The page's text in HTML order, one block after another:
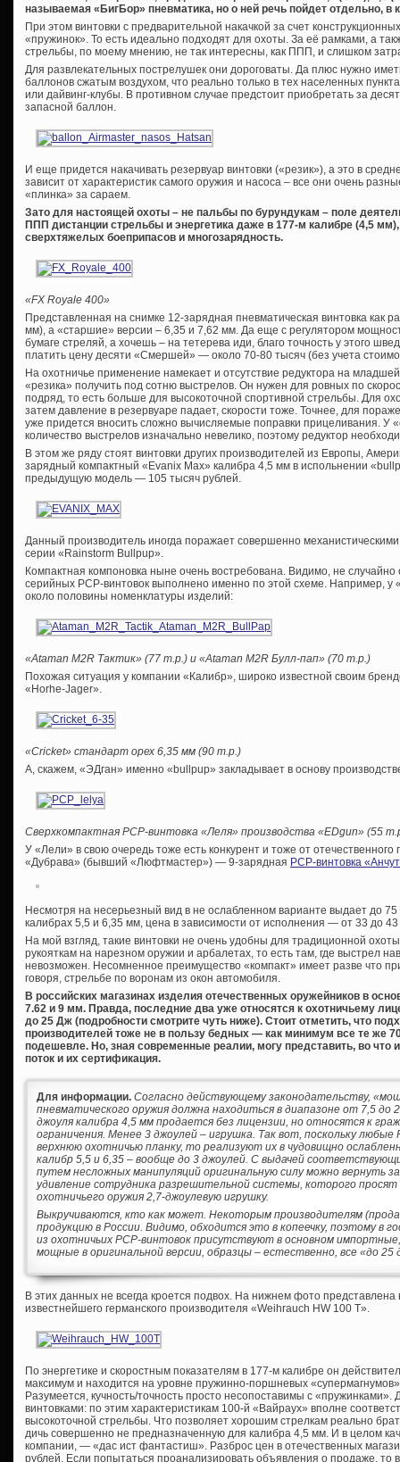
называемая «БигБор» пневматика, но о ней речь пойдет отдельно, в
При этом винтовки с предварительной накачкой за счет
«пружинок». То есть идеально подходят для охоты. За её рамками, а
стрельбы, по моему мнению, не так интересны, как ППП, и слишком
Для развлекательных пострелушек они дороговаты. Да плюс нужно
баллонов сжатым воздухом, что реально только в тех населенных
или дайвинг-клубы. В противном случае предстоит приобретать за
запасной баллон.
И еще придется накачивать резервуар винтовки («резик»), а это в
зависит от характеристик самого оружия и насоса – все они очень
«плинка» за сараем.
Зато для настоящей охоты – не пальбы по бурундукам – поле
ППП дистанции стрельбы и энергетика даже в 177-м калибре (4,5
сверхтяжелых боеприпасов и многозарядность.
«FX Royale 400»
Представленная на снимке 12-зарядная пневматическая винтовка как
мм), а «старшие» версии – 6,35 и 7,62 мм. Да еще с регулятором
бумаге стреляй, а хочешь – на тетерева иди, благо точность у этого
платить цену десяти «Смершей» — около 70-80 тысяч (без учета
На охотничье применение намекает и отсутствие редуктора на
«резика» получить под сотню выстрелов. Он нужен для ровных по
подряд, то есть больше для высокоточной спортивной стрельбы. Для
затем давление в резервуаре падает, скорости тоже. Точнее, для
уже придется вносить сложно вычисляемые поправки прицеливания. У
количество выстрелов изначально невелико, поэтому редуктор
В этом же ряду стоят винтовки других производителей из Европы,
зарядный компактный «Evanix Max» калибра 4,5 мм в испольнении
предыдущую модель — 105 тысяч рублей.
Данный производитель иногда поражает совершенно
серии «Rainstorm Bullpup».
Компактная компоновка ныне очень востребована. Видимо, не случайно
серийных PCP-винтовок выполнено именно по этой схеме. Например,
около половины номенклатуры изделий:
«Ataman M2R Тактик» (77 т.р.) и «Ataman M2R Булл-пап» (70 т.р.)
Похожая ситуация у компании «Калибр», широко известной своим
«Horhe-Jager».
«Cricket» стандарт орех 6,35 мм (90 т.р.)
А, скажем, «ЭДган» именно «bullpup» закладывает в основу
Сверхкомпактная PCP-винтовка «Леля» производства «EDgun» (55
У «Лели» в свою очередь тоже есть конкурент и тоже от
«Дубрава» (бывший «Люфтмастер») — 9-зарядная PCP-винтовка
Несмотря на несерьезный вид в не ослабленном варианте выдает до
калибрах 5,5 и 6,35 мм, цена в зависимости от исполнения — от 33 до
На мой взгляд, такие винтовки не очень удобны для традиционной
рукояткам на нарезном оружии и арбалетах, то есть там, где выстрел
невозможен. Несомненное преимущество «компакт» имеет разве что
говоря, стрельбе по воронам из окон автомобиля.
В российских магазинах изделия отечественных оружейников в
7.62 и 9 мм. Правда, последние два уже относятся к охотничьему
до 25 Дж (подробности смотрите чуть ниже). Стоит отметить, что
производителей тоже не в пользу бедных — как минимум все те же
подешевле. Но, зная современные реалии, могу представить, во что
поток и их сертификация.
Для информации. Согласно действующему законодательству,
пневматического оружия должна находиться в диапазоне от 7,5 до
джоуля калибра 4,5 мм продается без лицензии, но относятся к
ограничения. Менее 3 джоулей – игрушка. Так вот, поскольку
верхнюю охотничью планку, то реализуют их в чудовищно
калибр 5,5 и 6,35 – вообще до 3 джоулей. С выдачей
путем несложных манипуляций оригинальную силу можно вернуть
удивление сотрудника разрешительной системы, которого просят
охотничьего оружия 2,7-джоулевую игрушку.
Выкручиваются, кто как может. Некоторым производителям
продукцию в России. Видимо, обходится это в копеечку, поэтому в
из охотничьих PCP-винтовок присутствуют в основном
мощные в оригинальной версии, образцы – естественно, все «до 25
В этих данных не всегда кроется подвох. На нижнем фото представлена
известнейшего германского производителя «Weihrauch HW 100 T».
По энергетике и скоростным показателям в 177-м калибре он
максимум и находится на уровне пружинно-поршневых
Разумеется, кучность/точность просто несопоставимы с
винтовками: по этим характеристикам 100-й «Вайраух» вполне
высокоточной стрельбы. Что позволяет хорошим стрелкам реально
дичь совершенно не предназначенную для калибра 4,5 мм. И в целом
компании, — «дас ист фантастиш». Разброс цен в отечественных
рублей. Если попытаться проанализировать объявления о продаже,